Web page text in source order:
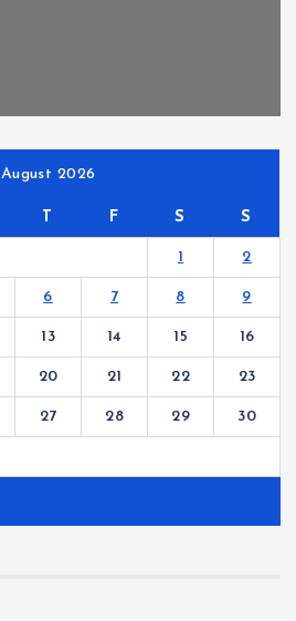
August 2026
T F S S
1 2
6 7 8 9
13 14 15 16
20 21 22 23
27 28 29 30